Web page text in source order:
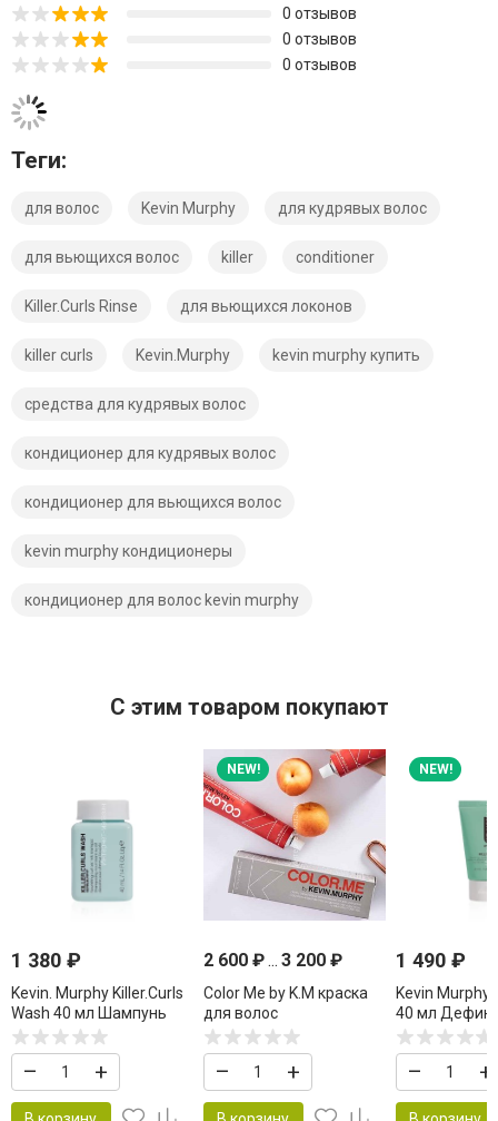
0 отзывов
0 отзывов
0 отзывов
Теги:
для волос Kevin Murphy для кудрявых волос
для вьющихся волос killer conditioner
Killer.Curls Rinse для вьющихся локонов
killer curls Kevin.Murphy kevin murphy купить
средства для кудрявых волос
кондиционер для кудрявых волос
кондиционер для вьющихся волос
kevin murphy кондиционеры
кондиционер для волос kevin murphy
C этим товаром покупают
1 380 ₽
Kevin. Murphy Killer.Curls
Wash 40 мл Шампунь
для кудрявых волос
– +
NEW!
2 600 ₽... 3 200 ₽
Color Me by K.M краска
для волос
– +
NEW!
1 490 ₽
Kevin Murphy
40 мл
крем для
завитка
– +